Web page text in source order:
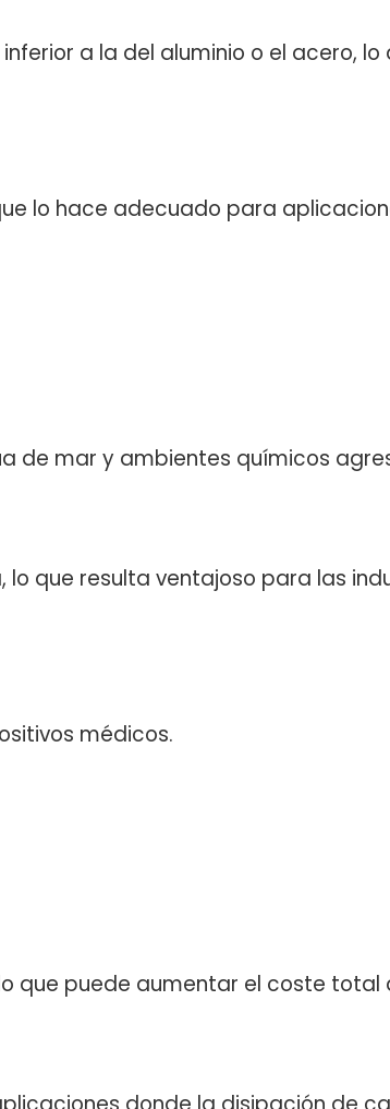
a la del aluminio o el acero,
lo hace adecuado para
de mar y ambientes químicos
que resulta ventajoso para las
médicos.
que puede aumentar el coste total